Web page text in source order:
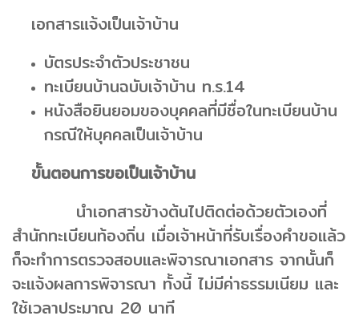
เอกสารแจ้งเป็นเจ้าบ้าน
บัตรประจำตัวประชาชน
ทะเบียนบ้านฉบับเจ้าบ้าน ท.ร.14
หนังสือยินยอมของบุคคลที่มีชื่อในทะเบียนบ้าน
กรณีให้บุคคลเป็นเจ้าบ้าน
ขั้นตอนการขอเป็นเจ้าบ้าน
นำเอกสารข้างต้นไปติดต่อด้วยตัวเองที่
สำนักทะเบียนท้องถิ่น เมื่อเจ้าหน้าที่รับเรื่องคำขอแล้ว
ก็จะทำการตรวจสอบและพิจารณาเอกสาร จากนั้นก็
จะแจ้งผลการพิจารณา ทั้งนี้ ไม่มีค่าธรรมเนียม และ
ใช้เวลาประมาณ 20 นาที